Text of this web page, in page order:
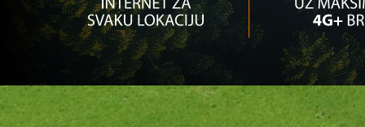
A Selekcija
STIŽU ARAPSKE PARE? NS/FS BiH potpisao
saradnju sa FS S. Arabije!